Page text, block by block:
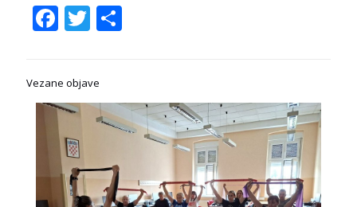
Facebook
Twitter
Share
Vezane objave